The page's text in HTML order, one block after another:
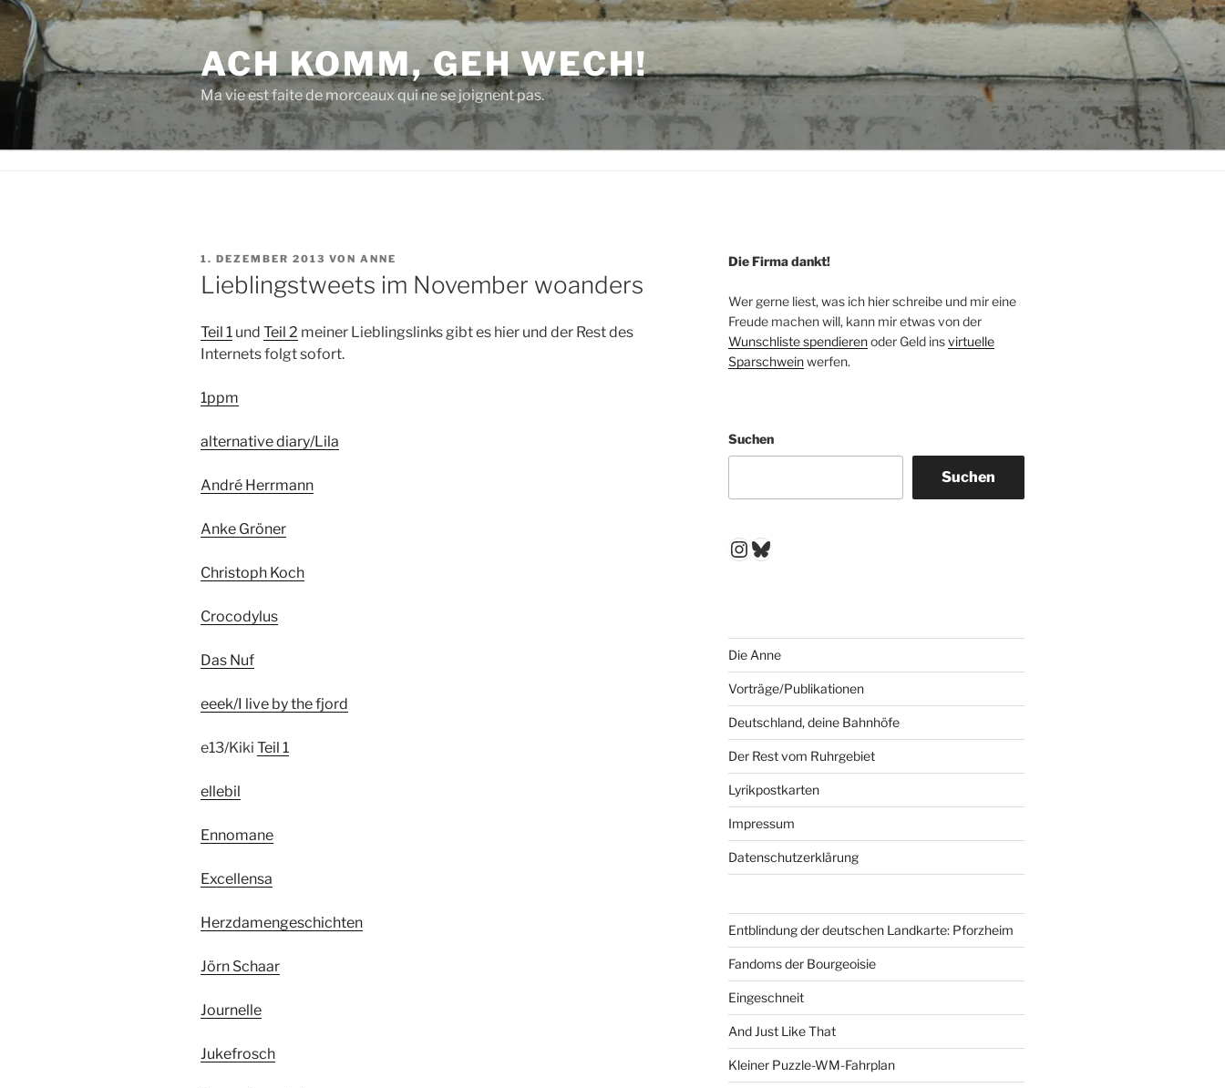
Zum
Inhalt
springen
ACH KOMM, GEH WECH!
Ma vie est faite de morceaux qui ne se joignent pas.
VERÖFFENTLICHT
AM
1. DEZEMBER 2013 VON ANNE
Lieblingstweets im November woanders
Teil 1 und Teil 2 meiner Lieblingslinks gibt es hier und der Rest des
Internets folgt sofort.
1ppm
alternative diary/Lila
André Herrmann
Anke Gröner
Christoph Koch
Crocodylus
Das Nuf
eeek/I live by the fjord
e13/Kiki Teil 1
ellebil
Ennomane
Excellensa
Herzdamengeschichten
Jörn Schaar
Journelle
Jukefrosch
Die Firma dankt!
Wer gerne liest, was ich hier schreibe und mir eine
Freude machen will, kann mir etwas von der
Wunschliste spendierenoder Geld insvirtuelle
Sparschweinwerfen.
Suchen
Suchen
Instagram
Bluesky
Die Anne
Vorträge/Publikationen
Deutschland, deine Bahnhöfe
Der Rest vom Ruhrgebiet
Lyrikpostkarten
Impressum
Datenschutzerklärung
Entblindung der deutschen Landkarte: Pforzheim
Fandoms der Bourgeoisie
Eingeschneit
And Just Like That
Kleiner Puzzle-WM-Fahrplan